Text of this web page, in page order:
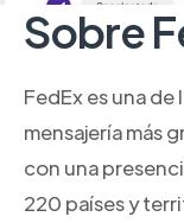
Sobre
FedEx es una
mensajería más
con una
220 países y